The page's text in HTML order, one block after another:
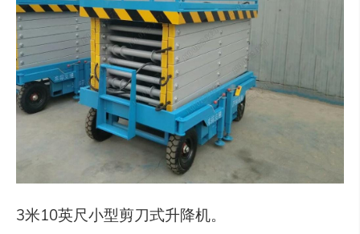
3米10英尺小型剪刀式升降机。